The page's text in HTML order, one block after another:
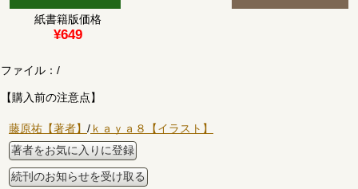
紙書籍版価格
¥649
ファイル： /
【購入前の注意点】
藤原祐【著者】 / ｋａｙａ８【イラスト】
著者をお気に入りに登録
続刊のお知らせを受け取る